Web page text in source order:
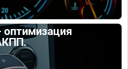
оптимизация